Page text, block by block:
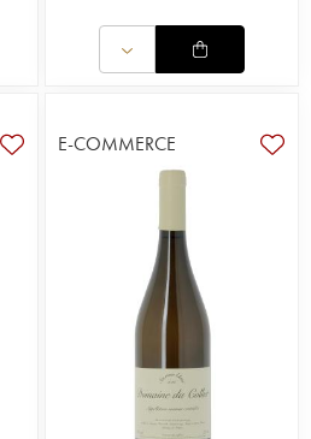
E-COMMERCE